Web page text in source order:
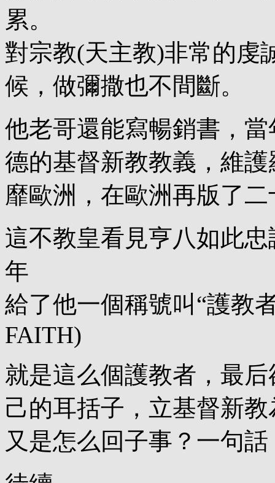
累。
對宗教(天主教)非常的虔
候，做彌撒也不間斷。
他老哥還能寫暢銷書，
德的基督新教教義，維
靡歐洲，在歐洲再版了
這不教皇看見亨八如此
年
給了他一個稱號叫“護教
FAITH)
就是這么個護教者，最
己的耳括子，立基督新
又是怎么回子事？一句